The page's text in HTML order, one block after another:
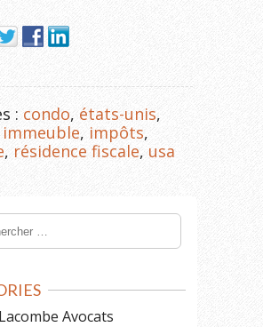
: condo, états-unis,
immeuble, impôts,
, résidence fiscale, usa
Avocats